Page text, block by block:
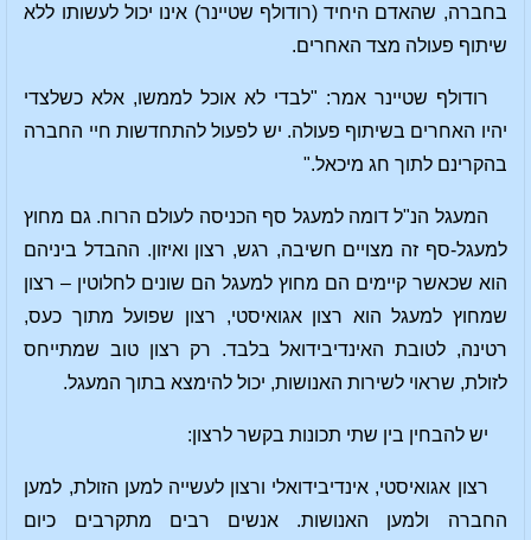
בחברה, שהאדם היחיד (רודולף שטיינר) אינו יכול לעשותו ללא
שיתוף פעולה מצד האחרים.
רודולף שטיינר אמר: "לבדי לא אוכל לממשו, אלא כשלצדי
יהיו האחרים בשיתוף פעולה. יש לפעול להתחדשות חיי החברה
בהקרינם לתוך חג מיכאל."
המעגל הנ"ל דומה למעגל סף הכניסה לעולם הרוח. גם מחוץ
למעגל-סף זה מצויים חשיבה, רגש, רצון ואיזון. ההבדל ביניהם
הוא שכאשר קיימים הם מחוץ למעגל הם שונים לחלוטין – רצון
שמחוץ למעגל הוא רצון אגואיסטי, רצון שפועל מתוך כעס,
רטינה, לטובת האינדיבידואל בלבד. רק רצון טוב שמתייחס
לזולת, שראוי לשירות האנושות, יכול להימצא בתוך המעגל.
יש להבחין בין שתי תכונות בקשר לרצון:
רצון אגואיסטי, אינדיבידואלי ורצון לעשייה למען הזולת, למען
החברה ולמען האנושות. אנשים רבים מתקרבים כיום